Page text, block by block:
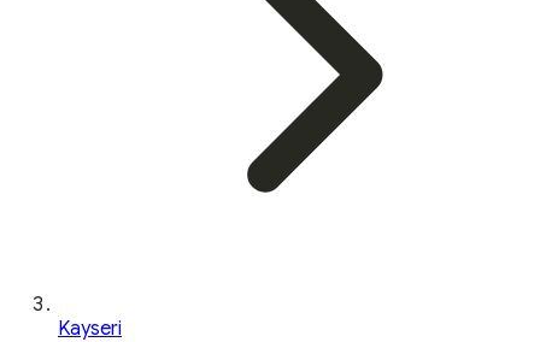
Kayseri